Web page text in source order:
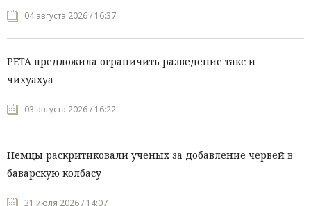
04 августа 2026 / 16:37
PETA предложила ограничить разведение такс и
чихуахуа
03 августа 2026 / 16:22
Немцы раскритиковали ученых за добавление червей в
баварскую колбасу
31 июля 2026 / 14:07